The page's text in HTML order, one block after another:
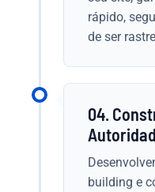
rápido,
de ser
04.
building e